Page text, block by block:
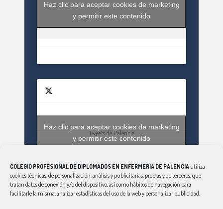
COLEGIO PROFESIONAL DE DIPLOMADOS EN ENFERMERÍA DE PALENCIA utiliza
cookies técnicas, de personalización, análisis y publicitarias, propias y de terceros, que
tratan datos de conexión y/o del dispositivo, así como hábitos de navegación para
facilitarle la misma, analizar estadísticas del uso de la web y personalizar publicidad.
Haz clic para aceptar cookies de marketing
y permitir este contenido
Tweets de Palencia
Haz clic para aceptar cookies de marketing
y permitir este contenido